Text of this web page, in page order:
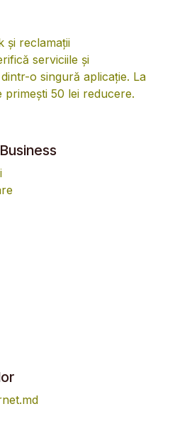
și reclamații
serviciile și
o singură aplicație. La
primești 50 lei reducere.